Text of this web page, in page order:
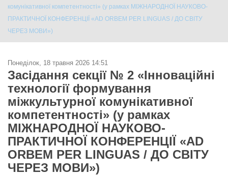
комунікативної компетентності» (у рамках МІЖНАРОДНОЇ НАУКОВО-
ПРАКТИЧНОЇ КОНФЕРЕНЦІЇ «AD ORBEM PER LINGUAS / ДО СВІТУ
ЧЕРЕЗ МОВИ»)
Понеділок, 18 травня 2026 14:51
Засідання секції № 2 «Інноваційні
технології формування
міжкультурної комунікативної
компетентності» (у рамках
МІЖНАРОДНОЇ НАУКОВО-
ПРАКТИЧНОЇ КОНФЕРЕНЦІЇ «AD
ORBEM PER LINGUAS / ДО СВІТУ
ЧЕРЕЗ МОВИ»)